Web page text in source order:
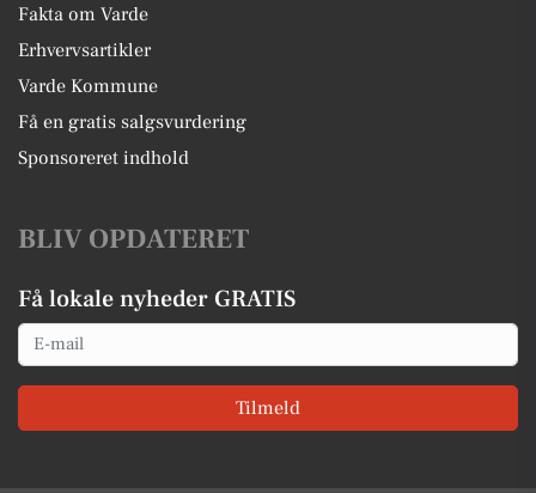
Fakta om Varde
Erhvervsartikler
Varde Kommune
Få en gratis salgsvurdering
Sponsoreret indhold
BLIV OPDATERET
Få lokale nyheder GRATIS
Email
Tilmeld